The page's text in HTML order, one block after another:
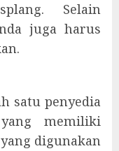
Selain
juga harus
satu penyedia
memiliki
digunakan